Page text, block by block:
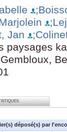
Jan
paysages
déposé(s) par